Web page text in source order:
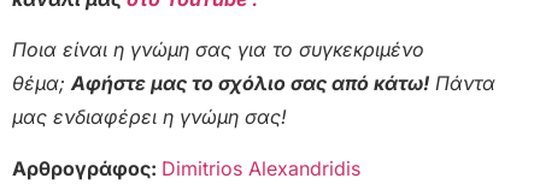
Ποια είναι η γνώμη σας για το συγκεκριμένο
θέμα;Αφήστε μας το σχόλιο σας από κάτω! Πάντα
μας ενδιαφέρει η γνώμη σας!
Αρθρογράφος: Dimitrios Alexandridis